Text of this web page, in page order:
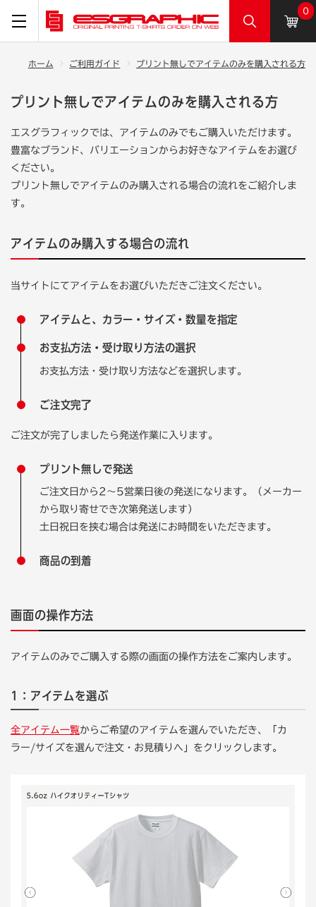
0
ホーム ご利用ガイド プリント無しでアイテムのみを購入される方
プリント無しでアイテムのみを購入される方
エスグラフィックでは、アイテムのみでもご購入いただけます。
豊富なブランド、バリエーションからお好きなアイテムをお選び
ください。
プリント無しでアイテムのみ購入される場合の流れをご紹介しま
す。
アイテムのみ購入する場合の流れ
当サイトにてアイテムをお選びいただきご注文ください。
アイテムと、カラー・サイズ・数量を指定
お支払方法・受け取り方法の選択
お支払方法・受け取り方法などを選択します。
ご注文完了
ご注文が完了しましたら発送作業に入ります。
プリント無しで発送
ご注文日から2〜5営業日後の発送になります。（メーカー
から取り寄せでき次第発送します）
土日祝日を挟む場合は発送にお時間をいただきます。
商品の到着
画面の操作方法
アイテムのみでご購入する際の画面の操作方法をご案内します。
1：アイテムを選ぶ
全アイテム一覧からご希望のアイテムを選んでいただき、「カ
ラー/サイズを選んで注文・お見積りへ」をクリックします。